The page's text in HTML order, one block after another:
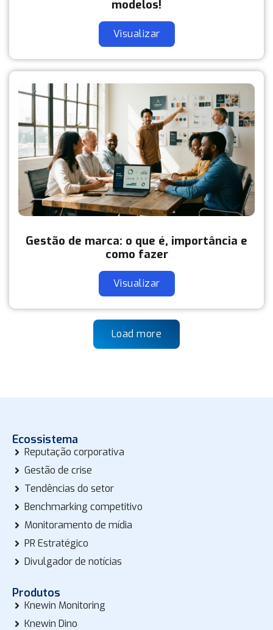
modelos!
Visualizar
Gestão de marca: o que é, importância e
como fazer
Visualizar
Load more
Ecossistema
Reputação corporativa
Gestão de crise
Tendências do setor
Benchmarking competitivo
Monitoramento de mídia
PR Estratégico
Divulgador de notícias
Produtos
Knewin Monitoring
Knewin Dino